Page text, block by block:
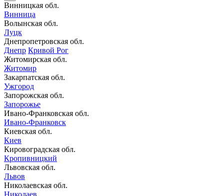
Винницкая обл.
Винница
Волынская обл.
Луцк
Днепропетровская обл.
Днепр Кривой Рог
Житомирская обл.
Житомир
Закарпатская обл.
Ужгород
Запорожская обл.
Запорожье
Ивано-Франковская обл.
Ивано-Франковск
Киевская обл.
Киев
Кировоградская обл.
Кропивницкий
Львовская обл.
Львов
Николаевская обл.
Николаев